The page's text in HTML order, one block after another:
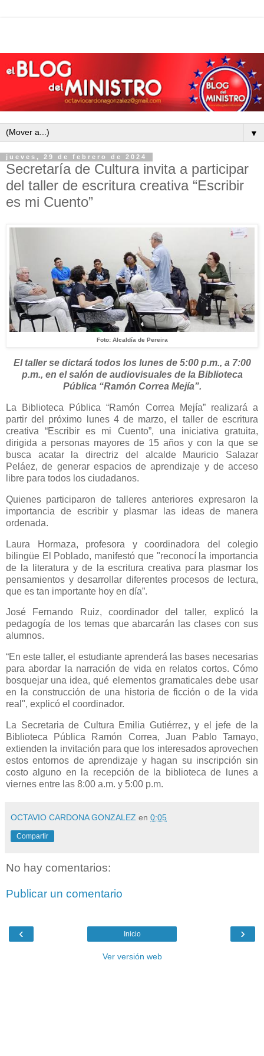
▼
jueves, 29 de febrero de 2024
Secretaría de Cultura invita a participar
del taller de escritura creativa “Escribir
es mi Cuento”
Foto: Alcaldía de Pereira
El taller se dictará todos los lunes de 5:00 p.m., a 7:00
p.m., en el salón de audiovisuales de la Biblioteca
Pública “Ramón Correa Mejía”.
La Biblioteca Pública “Ramón Correa Mejía” realizará a
partir del próximo lunes 4 de marzo, el taller de escritura
creativa “Escribir es mi Cuento”, una iniciativa gratuita,
dirigida a personas mayores de 15 años y con la que se
busca acatar la directriz del alcalde Mauricio Salazar
Peláez, de generar espacios de aprendizaje y de acceso
libre para todos los ciudadanos.
Quienes participaron de talleres anteriores expresaron la
importancia de escribir y plasmar las ideas de manera
ordenada.
Laura Hormaza, profesora y coordinadora del colegio
bilingüe El Poblado, manifestó que "reconocí la importancia
de la literatura y de la escritura creativa para plasmar los
pensamientos y desarrollar diferentes procesos de lectura,
que es tan importante hoy en día”.
José Fernando Ruiz, coordinador del taller, explicó la
pedagogía de los temas que abarcarán las clases con sus
alumnos.
“En este taller, el estudiante aprenderá las bases necesarias
para abordar la narración de vida en relatos cortos. Cómo
bosquejar una idea, qué elementos gramaticales debe usar
en la construcción de una historia de ficción o de la vida
real", explicó el coordinador.
La Secretaria de Cultura Emilia Gutiérrez, y el jefe de la
Biblioteca Pública Ramón Correa, Juan Pablo Tamayo,
extienden la invitación para que los interesados aprovechen
estos entornos de aprendizaje y hagan su inscripción sin
costo alguno en la recepción de la biblioteca de lunes a
viernes entre las 8:00 a.m. y 5:00 p.m.
OCTAVIO CARDONA GONZALEZ en 0:05
Compartir
No hay comentarios:
Publicar un comentario
‹ ›
Inicio
Ver versión web